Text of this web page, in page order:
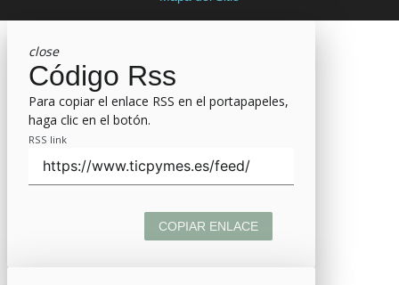
close
Código Rss
Para copiar el enlace RSS en el portapapeles,
haga clic en el botón.
RSS link
COPIAR ENLACE